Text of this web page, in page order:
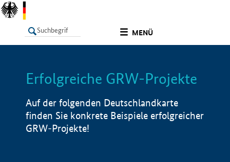
MENÜ
LISTE Info
Erfolgreiche GRW-Projekte
Auf der folgenden Deutschlandkarte
finden Sie konkrete Beispiele erfolgreicher
GRW-Projekte!